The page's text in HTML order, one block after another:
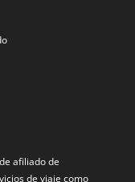
afiliado de
de viaje como